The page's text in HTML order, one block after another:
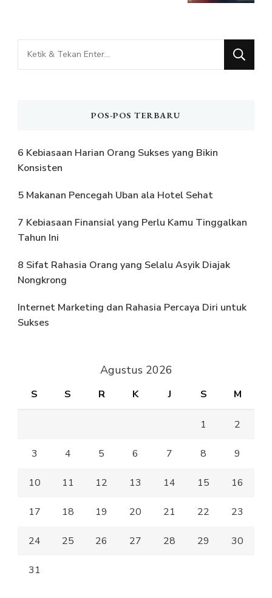
Mencari
Sesuatu?
POS-POS TERBARU
6 Kebiasaan Harian Orang Sukses yang Bikin
Konsisten
5 Makanan Pencegah Uban ala Hotel Sehat
7 Kebiasaan Finansial yang Perlu Kamu Tinggalkan
Tahun Ini
8 Sifat Rahasia Orang yang Selalu Asyik Diajak
Nongkrong
Internet Marketing dan Rahasia Percaya Diri untuk
Sukses
Agustus 2026
S S R K J S M
1 2
3 4 5 6 7 8 9
10 11 12 13 14 15 16
17 18 19 20 21 22 23
24 25 26 27 28 29 30
31